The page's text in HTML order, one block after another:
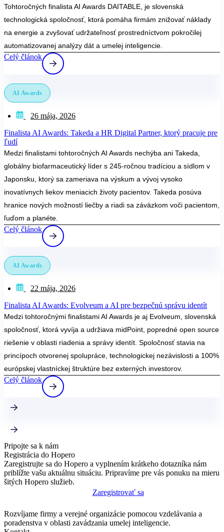
Tohtoročných finalista AI Awards DAITABLE, je slovenská
technologická spoločnosť, ktorá pomáha firmám znižovať náklady
na energie a zvyšovať udržateľnosť prostredníctvom pokročilej
automatizovanej analýzy dát a umelej inteligencie.
Celý článok
AI Awards
26 mája, 2026
Finalista AI Awards: Takeda a HR Digital Partner, ktorý pracuje pre
ľudí
Medzi finalistami tohtoročných AI Awards nechýba ani Takeda,
globálny biofarmaceutický líder s 245-ročnou tradíciou a sídlom v
Japonsku, ktorý sa zameriava na výskum a vývoj vysoko
inovatívnych liekov meniacich životy pacientov. Takeda posúva
hranice nových možností liečby a riadi sa záväzkom voči pacientom,
ľuďom a planéte.
Celý článok
AI Awards
22 mája, 2026
Finalista AI Awards: Evolveum a AI pre bezpečnú správu identít
Medzi tohtoročnými finalistami AI Awards je aj Evolveum, slovenská
spoločnosť, ktorá vyvíja a udržiava midPoint, popredné open source
riešenie v oblasti riadenia a správy identít. Spoločnosť stavia na
princípoch otvorenej spolupráce, technologickej nezávislosti a 100%
európskej vlastníckej štruktúre bez externých investorov.
Celý článok
Pripojte sa k nám
Registrácia do Hopero
Zaregistrujte sa do Hopero a vyplnením krátkeho dotazníka nám
priblížte vašu aktuálnu situáciu. Pripravíme pre vás ponuku na mieru
šitých Hopero služieb.
Zaregistrovať sa
Rozvíjame firmy a verejné organizácie pomocou vzdelávania a
poradenstva v oblasti zavádzania umelej inteligencie.